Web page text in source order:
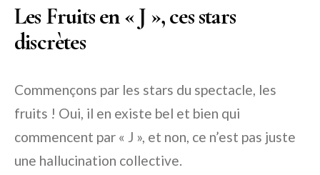
Les Fruits en « J », ces stars
discrètes
Commençons par les stars du spectacle, les
fruits ! Oui, il en existe bel et bien qui
commencent par « J », et non, ce n’est pas juste
une hallucination collective.